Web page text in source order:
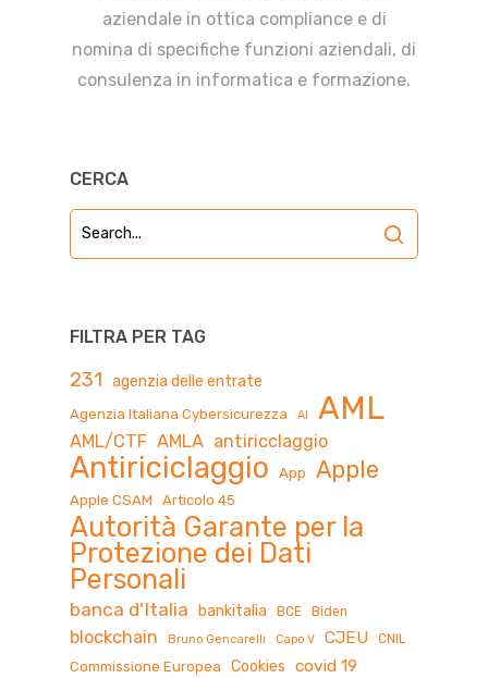
aziendale in ottica compliance e di
nomina di specifiche funzioni aziendali, di
consulenza in informatica e formazione.
CERCA
FILTRA PER TAG
231 agenzia delle entrate
Agenzia Italiana Cybersicurezza AI AML
AML/CTF AMLA antiricclaggio
Antiriciclaggio App Apple
Apple CSAM Articolo 45
Autorità Garante per la
Protezione dei Dati
Personali
banca d'Italia bankitalia BCE Biden
blockchain Bruno Gencarelli Capo V CJEU CNIL
Commissione Europea Cookies covid 19